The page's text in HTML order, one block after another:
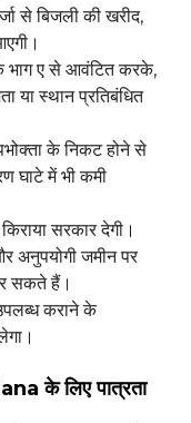
से बिजली की खरीद,
भाग ए से आवंटित करके,
या स्थान प्रतिबंधित
के निकट होने से
घाटे में भी कमी
सरकार देगी।
अनुपयोगी जमीन पर
सकते हैं।
कराने के
के लिए पात्रता